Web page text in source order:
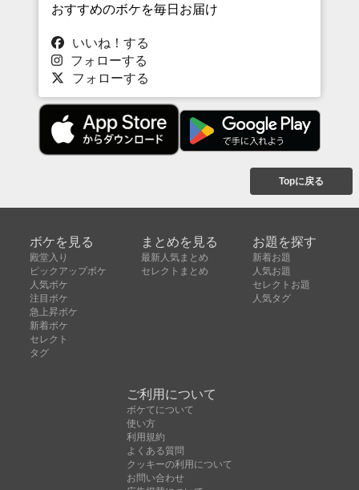
おすすめのボケを毎日お届け
いいね！する
フォローする
フォローする
Topに戻る
ボケを見る
殿堂入り
ピックアップボケ
人気ボケ
注目ボケ
急上昇ボケ
新着ボケ
セレクト
タグ
まとめを見る
最新人気まとめ
セレクトまとめ
お題を探す
新着お題
人気お題
セレクトお題
人気タグ
ご利用について
ボケてについて
使い方
利用規約
よくある質問
クッキーの利用について
お問い合わせ